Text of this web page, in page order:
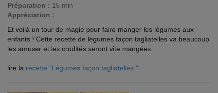
Préparation : 15 min
Appréciation :
Et voilà un tour de magie pour faire manger les légumes aux
enfants ! Cette recette de légumes façon tagliatelles va beaucoup
les amuser et les crudités seront vite mangées.
lire la recette "Légumes façon tagliatelles "